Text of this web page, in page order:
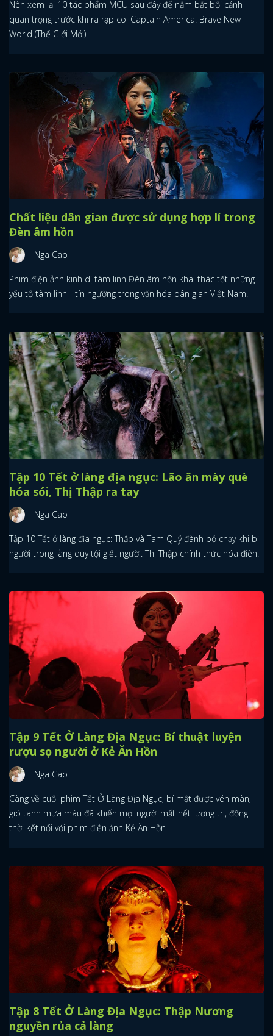
Nên xem lại 10 tác phẩm MCU sau đây để nắm bắt bối cảnh
quan trọng trước khi ra rạp coi Captain America: Brave New
World (Thế Giới Mới).
Chất liệu dân gian được sử dụng hợp lí trong
Đèn âm hồn
Nga Cao
Phim điện ảnh kinh dị tâm linh Đèn âm hồn khai thác tốt những
yếu tố tâm linh - tín ngưỡng trong văn hóa dân gian Việt Nam.
Tập 10 Tết ở làng địa ngục: Lão ăn mày què
hóa sói, Thị Thập ra tay
Nga Cao
Tập 10 Tết ở làng địa ngục: Thập và Tam Quỷ đành bỏ chạy khi bị
người trong làng quy tội giết người. Thị Thập chính thức hóa điên.
Tập 9 Tết Ở Làng Địa Ngục: Bí thuật luyện
rượu sọ người ở Kẻ Ăn Hồn
Nga Cao
Càng về cuối phim Tết Ở Làng Địa Ngục, bí mật được vén màn,
gió tanh mưa máu đã khiến mọi người mất hết lương tri, đồng
thời kết nối với phim điện ảnh Kẻ Ăn Hồn
Tập 8 Tết Ở Làng Địa Ngục: Thập Nương
nguyền rủa cả làng